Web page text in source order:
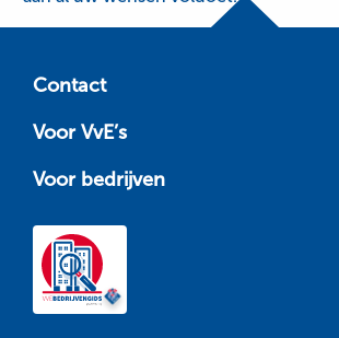
Voor bedrijven
Voor VvE’s
Contact